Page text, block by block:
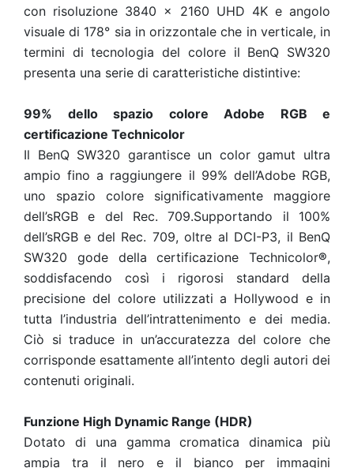
con risoluzione 3840 x 2160 UHD 4K e angolo
visuale di 178° sia in orizzontale che in verticale, in
termini di tecnologia del colore il BenQ SW320
presenta una serie di caratteristiche distintive:
99% dello spazio colore Adobe RGB e
certificazione Technicolor
Il BenQ SW320 garantisce un color gamut ultra
ampio fino a raggiungere il 99% dell’Adobe RGB,
uno spazio colore significativamente maggiore
dell’sRGB e del Rec. 709.Supportando il 100%
dell’sRGB e del Rec. 709, oltre al DCI-P3, il BenQ
SW320 gode della certificazione Technicolor®,
soddisfacendo così i rigorosi standard della
precisione del colore utilizzati a Hollywood e in
tutta l’industria dell’intrattenimento e dei media.
Ciò si traduce in un’accuratezza del colore che
corrisponde esattamente all’intento degli autori dei
contenuti originali.
Funzione High Dynamic Range (HDR)
Dotato di una gamma cromatica dinamica più
ampia tra il nero e il bianco per immagini